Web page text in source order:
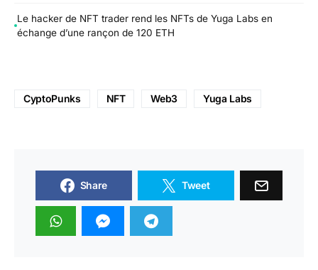
Le hacker de NFT trader rend les NFTs de Yuga Labs en
échange d’une rançon de 120 ETH
CyptoPunks NFT Web3 Yuga Labs
Share Tweet